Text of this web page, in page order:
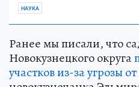
НАУКА
Ранее мы писали, что
Новокузнецкого округа
участков из-за угрозы